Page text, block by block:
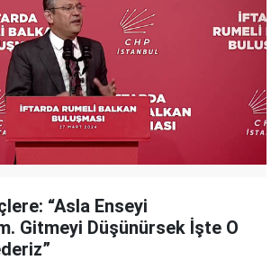
“Asla Enseyi
Gitmeyi Düşünürsek İşte O